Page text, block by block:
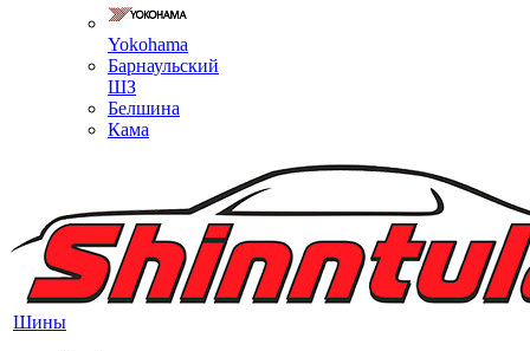
Yokohama
Барнаульский
ШЗ
Белшина
Кама
Шины